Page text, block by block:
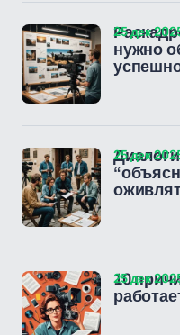
нужно
25 дек
25 дек
10
25 дек